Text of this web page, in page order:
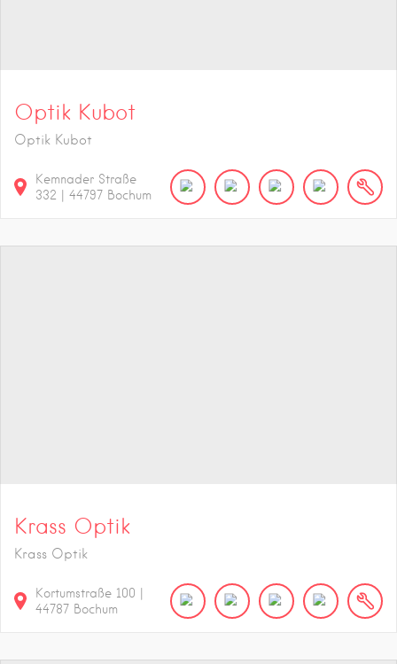
Optik Kubot
Optik Kubot
Kemnader Straße
332
44797 Bochum
Krass Optik
Krass Optik
Kortumstraße 100 |
44787 Bochum